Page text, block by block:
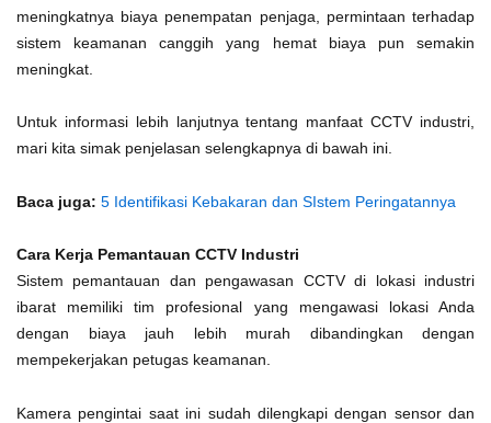
meningkatnya biaya penempatan penjaga, permintaan terhadap
sistem keamanan canggih yang hemat biaya pun semakin
meningkat.
Untuk informasi lebih lanjutnya tentang manfaat CCTV industri,
mari kita simak penjelasan selengkapnya di bawah ini.
Baca juga: 5 Identifikasi Kebakaran dan SIstem Peringatannya
Cara Kerja Pemantauan CCTV Industri
Sistem pemantauan dan pengawasan CCTV di lokasi industri
ibarat memiliki tim profesional yang mengawasi lokasi Anda
dengan biaya jauh lebih murah dibandingkan dengan
mempekerjakan petugas keamanan.
Kamera pengintai saat ini sudah dilengkapi dengan sensor dan